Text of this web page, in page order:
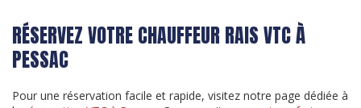
RÉSERVEZ VOTRE CHAUFFEUR RAIS VTC À
PESSAC
Pour une réservation facile et rapide, visitez notre page dédiée à